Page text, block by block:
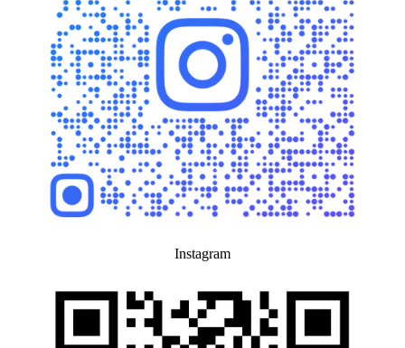
Instagram